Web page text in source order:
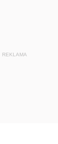
REKLAMA